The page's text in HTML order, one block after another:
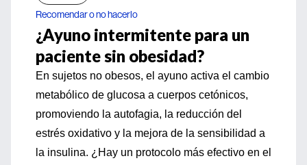
Recomendar o no hacerlo
¿Ayuno intermitente para un
paciente sin obesidad?
En sujetos no obesos, el ayuno activa el cambio
metabólico de glucosa a cuerpos cetónicos,
promoviendo la autofagia, la reducción del
estrés oxidativo y la mejora de la sensibilidad a
la insulina. ¿Hay un protocolo más efectivo en el